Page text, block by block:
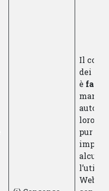
Il
dei
è
loro
pur
alcun
Web,